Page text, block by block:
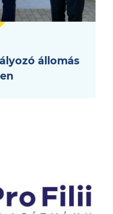
állomás